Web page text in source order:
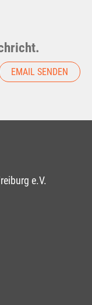
EMAIL SENDEN
e.V.